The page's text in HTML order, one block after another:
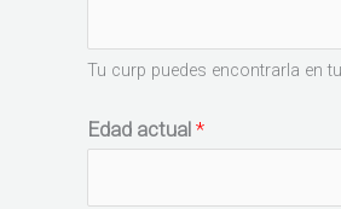
Tu curp puedes encontrarla en
Edad actual *